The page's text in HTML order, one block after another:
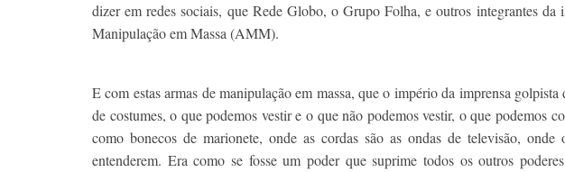
dizer em redes sociais, que Rede Globo, o Grupo Folha, e outros integrantes da
Manipulação em Massa (AMM).
E com estas armas de manipulação em massa, que o império da imprensa
de costumes, o que podemos vestir e o que não podemos vestir, o que podemos
como bonecos de marionete, onde as cordas são as ondas de televisão,
entenderem. Era como se fosse um poder que suprime todos os outros